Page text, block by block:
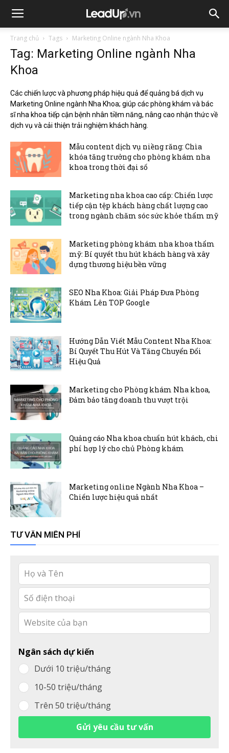
Trang chủ Tags Marketing Online ngành Nha Khoa
Tag: Marketing Online ngành Nha
Khoa
Các chiến lược và phương pháp hiệu quả để quảng bá dịch vụ
Marketing Online ngành Nha Khoa; giúp các phòng khám và bác
sĩ nha khoa tiếp cận bệnh nhân tiềm năng, nâng cao nhận thức về
dịch vụ và cải thiện trải nghiệm khách hàng.
Mẫu content dịch vụ niềng răng: Chìa
khóa tăng trưởng cho phòng khám nha
khoa trong thời đại số
Marketing nha khoa cao cấp: Chiến lược
tiếp cận tệp khách hàng chất lượng cao
trong ngành chăm sóc sức khỏe thẩm mỹ
Marketing phòng khám nha khoa thẩm
mỹ: Bí quyết thu hút khách hàng và xây
dựng thương hiệu bền vững
SEO Nha Khoa: Giải Pháp Đưa Phòng
Khám Lên TOP Google
Hướng Dẫn Viết Mẫu Content Nha Khoa:
Bí Quyết Thu Hút Và Tăng Chuyển Đổi
Hiệu Quả
Marketing cho Phòng khám Nha khoa,
Đảm bảo tăng doanh thu vượt trội
Quảng cáo Nha khoa chuẩn hút khách, chi
phí hợp lý cho chủ Phòng khám
Marketing online Ngành Nha Khoa –
Chiến lược hiệu quả nhất
TƯ VẤN MIỄN PHÍ
this
field
blank
Ngân sách dự kiến
Dưới 10 triệu/tháng
10-50 triệu/tháng
Trên 50 triệu/tháng
Gửi yêu cầu tư vấn